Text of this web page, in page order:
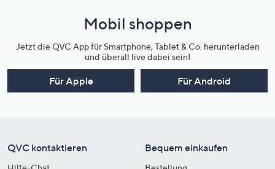
Mobil shoppen
Jetzt die QVC App für Smartphone, Tablet & Co. herunterladen
und überall live dabei sein!
Für Apple Für Android
QVC kontaktieren Bequem einkaufen